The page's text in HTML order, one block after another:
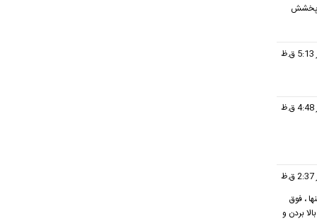
و پخشش
و جشنها ، فوق
بردن و